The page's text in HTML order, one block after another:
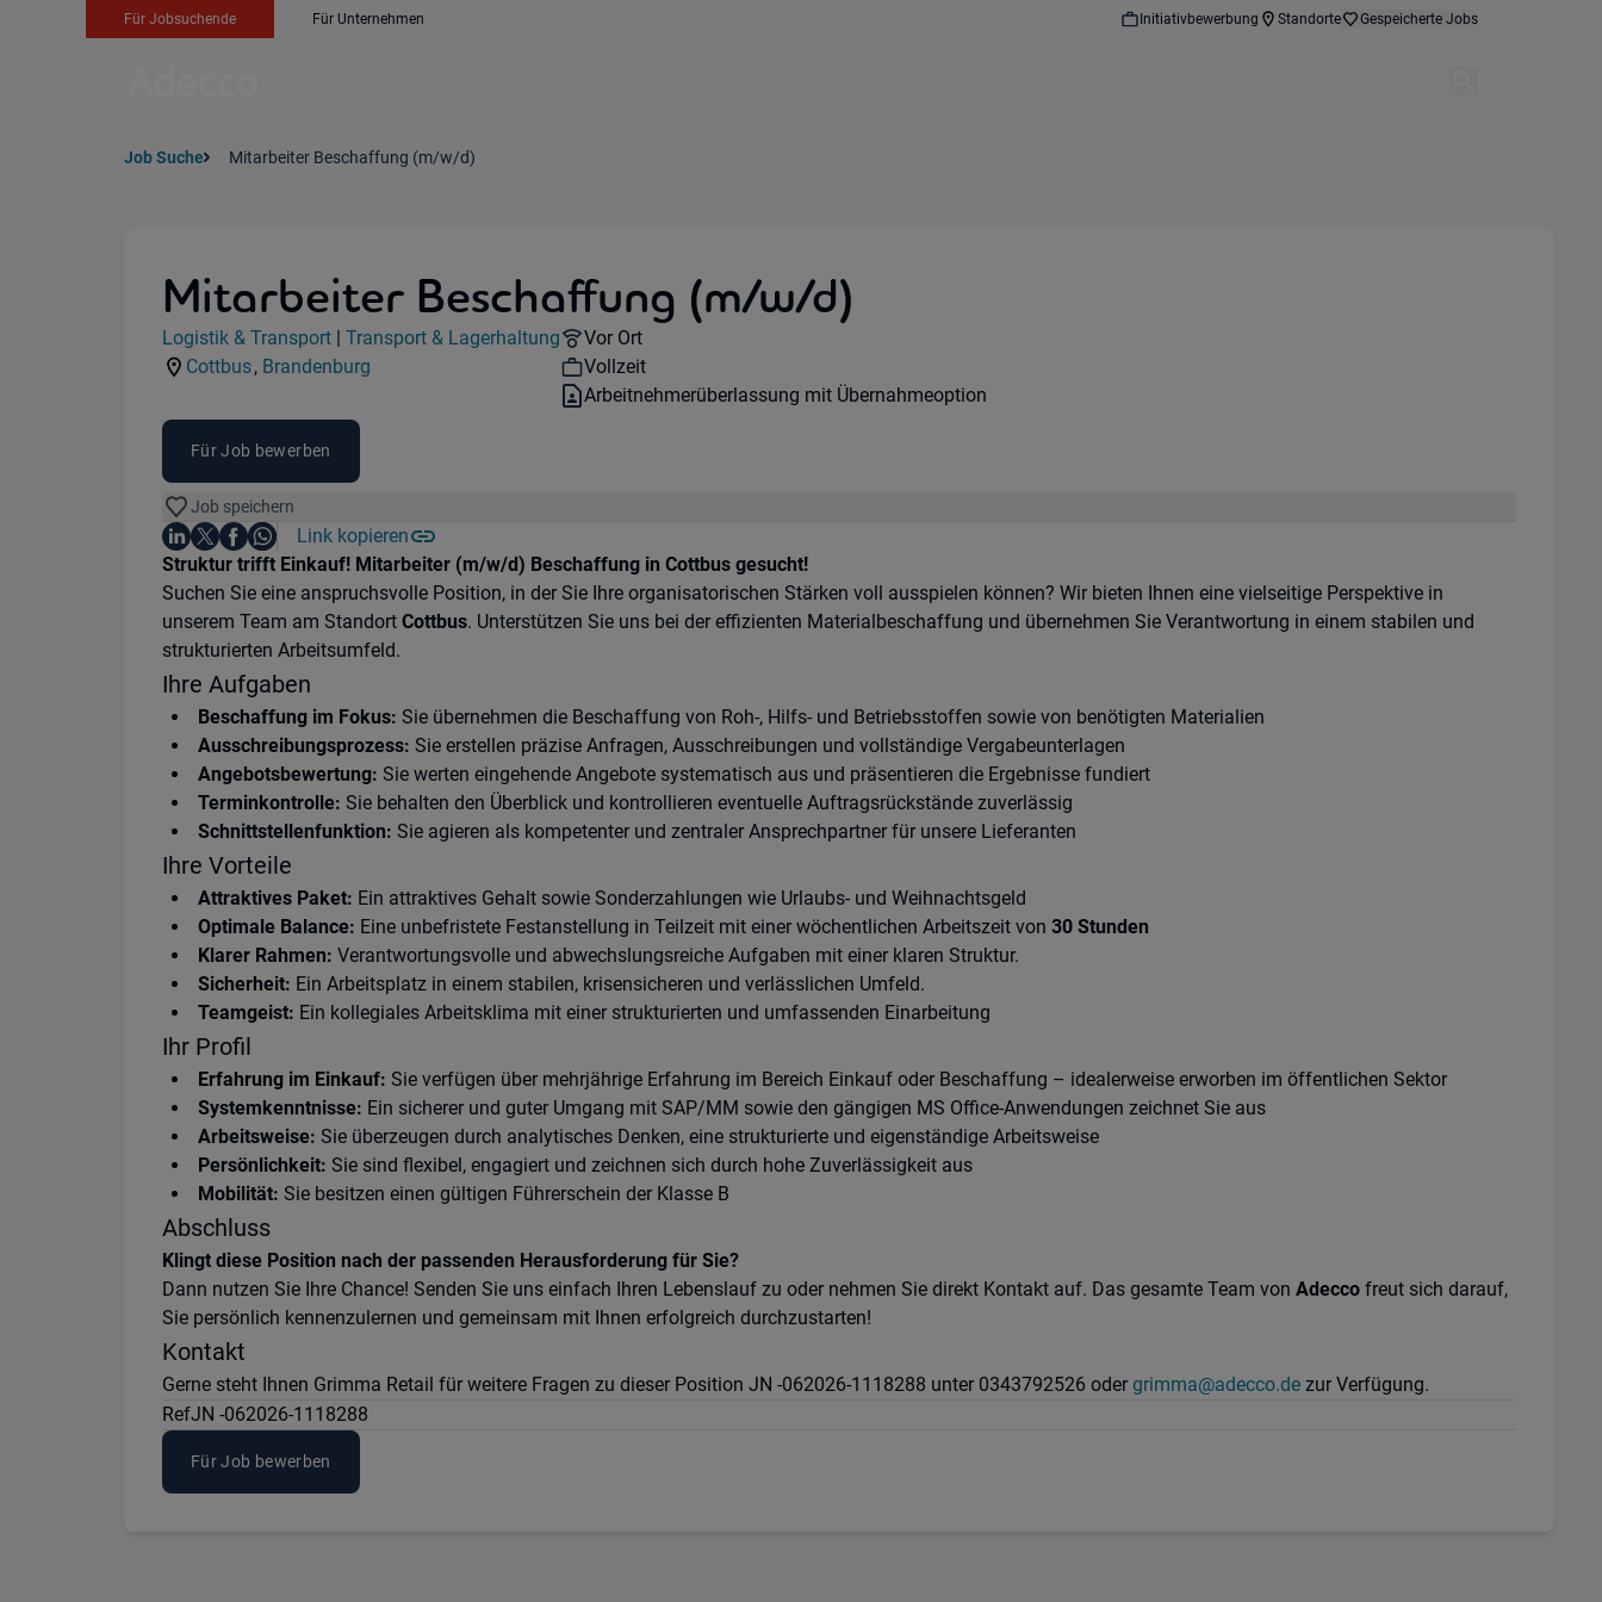
Für Jobsuchende Für Unternehmen Initiativbewerbung Standorte Gespeicherte Jobs
Job Suche Mitarbeiter Beschaffung (m/w/d)
Mitarbeiter Beschaffung (m/w/d)
Jobdetails
Kategorie:
Logistik & Transport |
Industry:
Transport & Lagerhaltung
Standorte:
Cottbus,
Region:
Brandenburg
Remote Option:
Vor Ort
Workhours:
Vollzeit
Vertragsart:
Arbeitnehmerüberlassung mit Übernahmeoption
Für Job bewerben
Job speichern
Teile diesen Job
Auf LinkedIn teilen
Auf X teilen
Auf Facebook teilen
Auf WhatsApp teilen
Link kopieren
Einleitung
Struktur trifft Einkauf! Mitarbeiter (m/w/d) Beschaffung in Cottbus gesucht!
Suchen Sie eine anspruchsvolle Position, in der Sie Ihre organisatorischen Stärken voll ausspielen können? Wir bieten Ihnen eine vielseitige Perspektive in
unserem Team am Standort Cottbus. Unterstützen Sie uns bei der effizienten Materialbeschaffung und übernehmen Sie Verantwortung in einem stabilen und
strukturierten Arbeitsumfeld.
Ihre Aufgaben
Beschaffung im Fokus: Sie übernehmen die Beschaffung von Roh-, Hilfs- und Betriebsstoffen sowie von benötigten Materialien
Ausschreibungsprozess: Sie erstellen präzise Anfragen, Ausschreibungen und vollständige Vergabeunterlagen
Angebotsbewertung: Sie werten eingehende Angebote systematisch aus und präsentieren die Ergebnisse fundiert
Terminkontrolle: Sie behalten den Überblick und kontrollieren eventuelle Auftragsrückstände zuverlässig
Schnittstellenfunktion: Sie agieren als kompetenter und zentraler Ansprechpartner für unsere Lieferanten
Ihre Vorteile
Attraktives Paket: Ein attraktives Gehalt sowie Sonderzahlungen wie Urlaubs- und Weihnachtsgeld
Optimale Balance: Eine unbefristete Festanstellung in Teilzeit mit einer wöchentlichen Arbeitszeit von 30 Stunden
Klarer Rahmen: Verantwortungsvolle und abwechslungsreiche Aufgaben mit einer klaren Struktur.
Sicherheit: Ein Arbeitsplatz in einem stabilen, krisensicheren und verlässlichen Umfeld.
Teamgeist: Ein kollegiales Arbeitsklima mit einer strukturierten und umfassenden Einarbeitung
Ihr Profil
Erfahrung im Einkauf: Sie verfügen über mehrjährige Erfahrung im Bereich Einkauf oder Beschaffung – idealerweise erworben im öffentlichen Sektor
Systemkenntnisse: Ein sicherer und guter Umgang mit SAP/MM sowie den gängigen MS Office-Anwendungen zeichnet Sie aus
Arbeitsweise: Sie überzeugen durch analytisches Denken, eine strukturierte und eigenständige Arbeitsweise
Persönlichkeit: Sie sind flexibel, engagiert und zeichnen sich durch hohe Zuverlässigkeit aus
Mobilität: Sie besitzen einen gültigen Führerschein der Klasse B
Abschluss
Klingt diese Position nach der passenden Herausforderung für Sie?
Dann nutzen Sie Ihre Chance! Senden Sie uns einfach Ihren Lebenslauf zu oder nehmen Sie direkt Kontakt auf. Das gesamte Team von Adecco freut sich darauf,
Sie persönlich kennenzulernen und gemeinsam mit Ihnen erfolgreich durchzustarten!
Kontakt
Gerne steht Ihnen Grimma Retail für weitere Fragen zu dieser Position JN -062026-1118288 unter 0343792526 oder grimma@adecco.de zur Verfügung.
RefJN -062026-1118288
Für Job bewerben